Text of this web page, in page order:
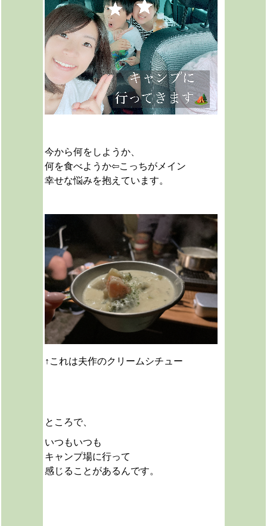
今から何をしようか、
何を食べようか⇦こっちがメイン
幸せな悩みを抱えています。
↑これは夫作のクリームシチュー
ところで、
いつもいつも
キャンプ場に行って
感じることがあるんです。